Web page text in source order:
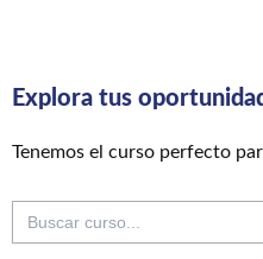
Explora tus
Tenemos el curso perfecto
Buscar: